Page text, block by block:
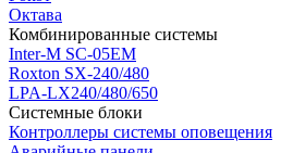
Октава
Комбинированные системы
Inter-M SC-05EM
Roxton SX-240/480
LPA-LX240/480/650
Системные блоки
Контроллеры системы оповещения